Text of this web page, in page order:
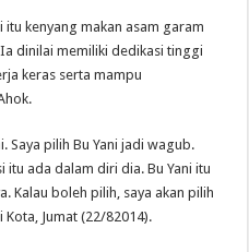
kenyang makan asam garam
dinilai memiliki dedikasi tinggi
keras serta mampu
Saya pilih Bu Yani jadi wagub.
itu ada dalam diri dia. Bu Yani itu
Kalau boleh pilih, saya akan pilih
Jumat (22/82014).